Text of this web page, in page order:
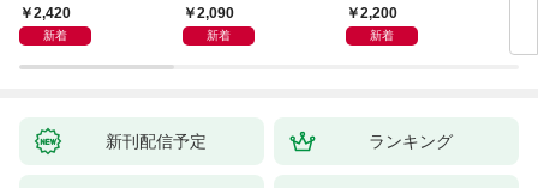
大化する条件
2,420
新着
るための教科書
2,090
新着
えるか
2,200
新着
新刊配信予定 ランキング